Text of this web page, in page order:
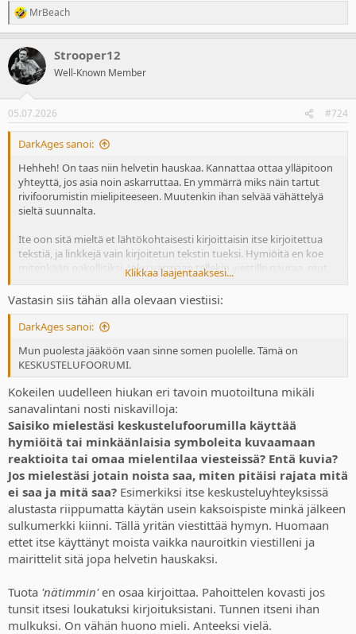
R
e
c
t
i
s
:
MrBeach
Strooper12
Well-Known Member
05.07.2026 #724
DarkAges sanoi:
Hehheh! On taas niin helvetin hauskaa. Kannattaa ottaa ylläpitoon
yhteyttä, jos asia noin askarruttaa. En ymmärrä miks näin tartut
rivifoorumistin mielipiteeseen. Muutenkin ihan selvää vähättelyä
sieltä suunnalta.
Ite oon sitä mieltä et lähtökohtaisesti kirjoittaisin itse kirjoitettua
tekstiä, ja linkkejä vain kirjoitetun tekstin tueksi. Hymiöitä en koe
mitenkään pakollisiksi. Joku varmaan tällekin viestille nauraa, mut
se on täällä Ihan yleistä, niin naurakoon, jos siitä tulee niin hyvä
mieli.
Klikkaa laajentaaksesi...
Vastasin siis tähän alla olevaan viestiisi:
DarkAges sanoi:
Mun puolesta jääköön vaan sinne somen puolelle. Tämä on
KESKUSTELUFOORUMI.
Kokeilen uudelleen hiukan eri tavoin muotoiltuna mikäli
sanavalintani nosti niskavilloja:
Saisiko mielestäsi keskustelufoorumilla käyttää
hymiöitä tai minkäänlaisia symboleita kuvaamaan
reaktioita tai omaa mielentilaa viesteissä? Entä kuvia?
Jos mielestäsi jotain noista saa, miten pitäisi rajata mitä
ei saa ja mitä saa? Esimerkiksi itse keskusteluyhteyksissä
alustasta riippumatta käytän usein kaksoispiste minkä jälkeen
sulkumerkki kiinni. Tällä yritän viestittää hymyn. Huomaan
ettet itse käyttänyt moista vaikka nauroitkin viestilleni ja
mairittelit sitä jopa helvetin hauskaksi.
Tuota 'nätimmin'en osaa kirjoittaa. Pahoittelen kovasti jos
tunsit itsesi loukatuksi kirjoituksistani. Tunnen itseni ihan
mulkuksi. On vähän huono mieli. Anteeksi vielä.